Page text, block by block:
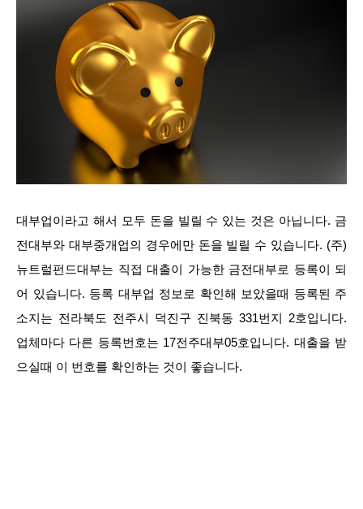
대부업이라고 해서 모두 돈을 빌릴 수 있는 것은 아닙니다. 금
전대부와 대부중개업의 경우에만 돈을 빌릴 수 있습니다. (주)
뉴트럴펀드대부는 직접 대출이 가능한 금전대부로 등록이 되
어 있습니다. 등록 대부업 정보로 확인해 보았을때 등록된 주
소지는 전라북도 전주시 덕진구 진북동 331번지 2호입니다.
업체마다 다른 등록번호는 17전주대부05호입니다. 대출을 받
으실때 이 번호를 확인하는 것이 좋습니다.